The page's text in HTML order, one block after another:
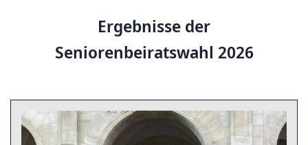
Ergebnisse der
Seniorenbeiratswahl 2026